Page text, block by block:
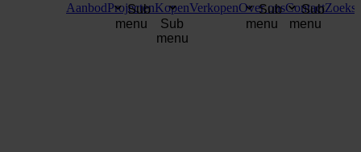
AanbodProjecten
Sub
menu
Kopen
Sub
menu
VerkopenOver ons
Sub
menu
Contact
Sub
menu